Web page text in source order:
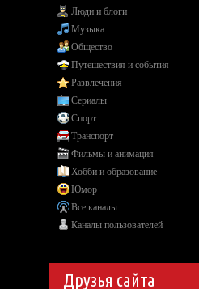
Люди и блоги
Музыка
Общество
Путешествия и события
Развлечения
Сериалы
Спорт
Транспорт
Фильмы и анимация
Хобби и образование
Юмор
Все каналы
Каналы пользователей
Друзья сайта